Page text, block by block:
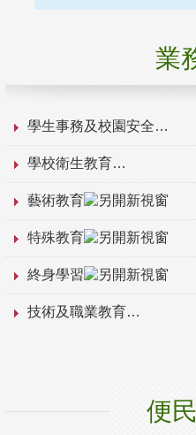
業
學生事務及校園安全
學校衛生教育
藝術教育
特殊教育
終身學習
技術及職業教育
便